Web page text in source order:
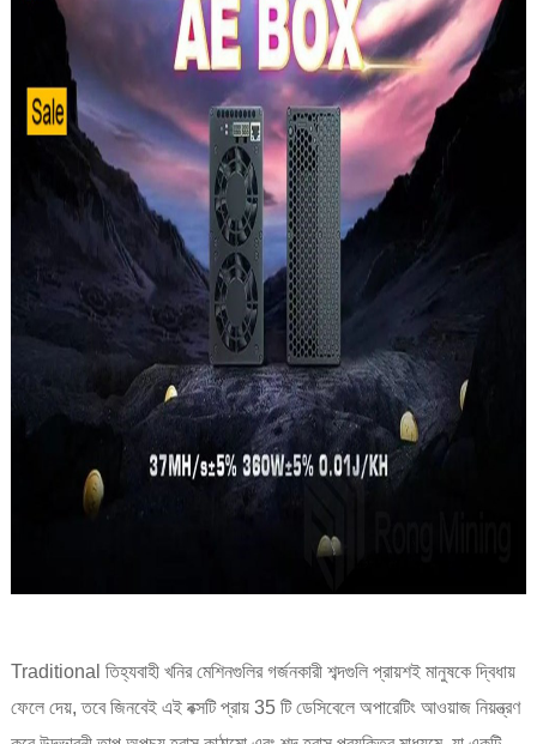
Traditional তিহ্যবাহী খনির মেশিনগুলির গর্জনকারী শব্দগুলি প্রায়শই মানুষকে দ্বিধায়
ফেলে দেয়, তবে জিনবেই এই বক্সটি প্রায় 35 টি ডেসিবেলে অপারেটিং আওয়াজ নিয়ন্ত্রণ